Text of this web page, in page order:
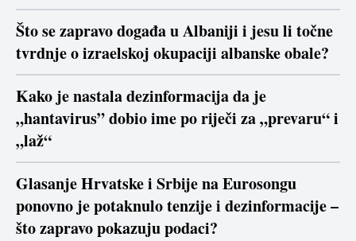
Što se zapravo događa u Albaniji i jesu li točne
tvrdnje o izraelskoj okupaciji albanske obale?
Kako je nastala dezinformacija da je
„hantavirus” dobio ime po riječi za „prevaru“ i
„laž“
Glasanje Hrvatske i Srbije na Eurosongu
ponovno je potaknulo tenzije i dezinformacije –
što zapravo pokazuju podaci?